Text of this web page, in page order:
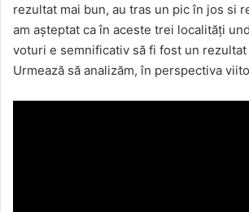
rezultat mai bun, au tras un pic în jos si
am așteptat ca în aceste trei localități
voturi e semnificativ să fi fost un rezultat
Urmează să analizăm, în perspectiva